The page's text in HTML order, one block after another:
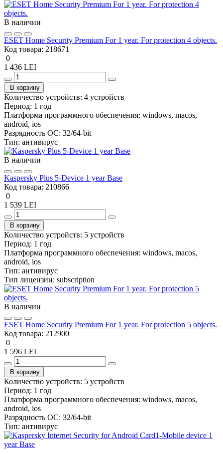
В наличии
ESET Home Security Premium For 1 year. For protection 4 objects.
Код товара: 218671
0
1 436 LEI
В корзину
Количество устройств: 4 устройств
Период: 1 год
Платформа программного обеспечения: windows, macos,
android, ios
Разрядность ОС: 32/64-bit
Тип: антивирус
В наличии
Kaspersky Plus 5-Device 1 year Base
Код товара: 210866
0
1 539 LEI
В корзину
Количество устройств: 5 устройств
Период: 1 год
Платформа программного обеспечения: windows, macos,
android, ios
Тип: антивирус
Тип лицензии: subscription
В наличии
ESET Home Security Premium For 1 year. For protection 5 objects.
Код товара: 212900
0
1 596 LEI
В корзину
Количество устройств: 5 устройств
Период: 1 год
Платформа программного обеспечения: windows, macos,
android, ios
Разрядность ОС: 32/64-bit
Тип: антивирус